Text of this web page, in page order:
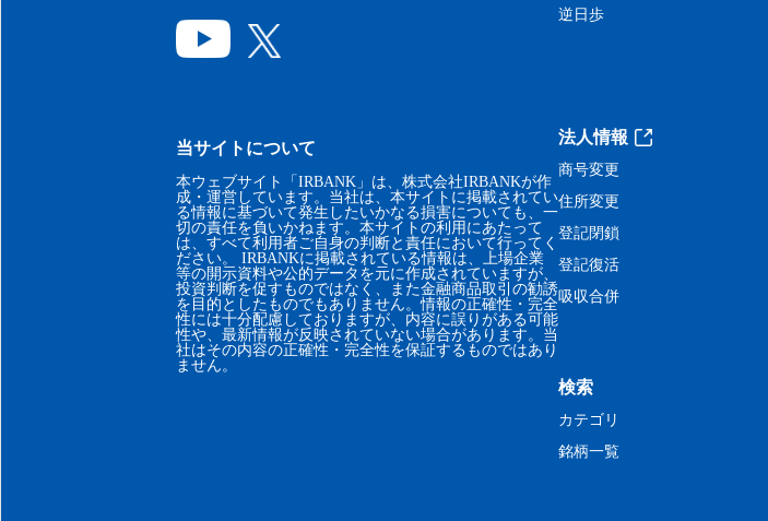
当サイトについて
本ウェブサイト「IRBANK」は、株式会社IRBANKが作
成・運営しています。当社は、本サイトに掲載されてい
る情報に基づいて発生したいかなる損害についても、一
切の責任を負いかねます。本サイトの利用にあたって
は、すべて利用者ご自身の判断と責任において行ってく
ださい。 IRBANKに掲載されている情報は、上場企業
等の開示資料や公的データを元に作成されていますが、
投資判断を促すものではなく、また金融商品取引の勧誘
を目的としたものでもありません。情報の正確性・完全
性には十分配慮しておりますが、内容に誤りがある可能
性や、最新情報が反映されていない場合があります。当
社はその内容の正確性・完全性を保証するものではあり
ません。
逆日歩
法人情報
商号変更
住所変更
登記閉鎖
登記復活
吸収合併
検索
カテゴリ
銘柄一覧